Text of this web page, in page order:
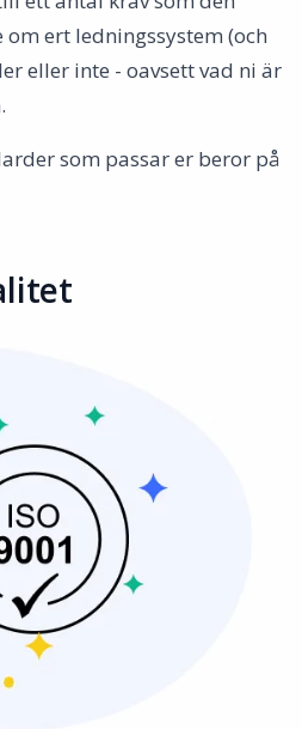
om ert ledningssystem (och
eller inte - oavsett vad ni är
som passar er beror på